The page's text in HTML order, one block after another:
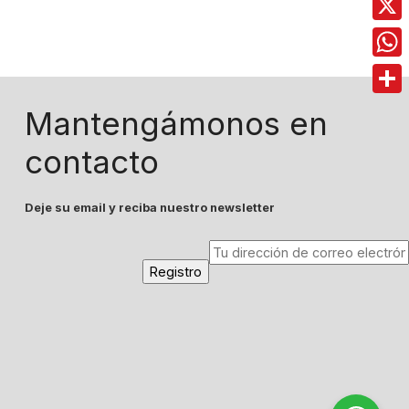
Mantengámonos en
contacto
Deje su email y reciba nuestro newsletter
X